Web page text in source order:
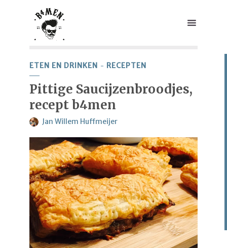
ETEN EN DRINKEN RECEPTEN
Pittige Saucijzenbroodjes,
recept b4men
Jan Willem Huffmeijer